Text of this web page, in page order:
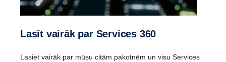
Lasīt vairāk par Services 360
Lasiet vairāk par mūsu citām pakotnēm un visu Services